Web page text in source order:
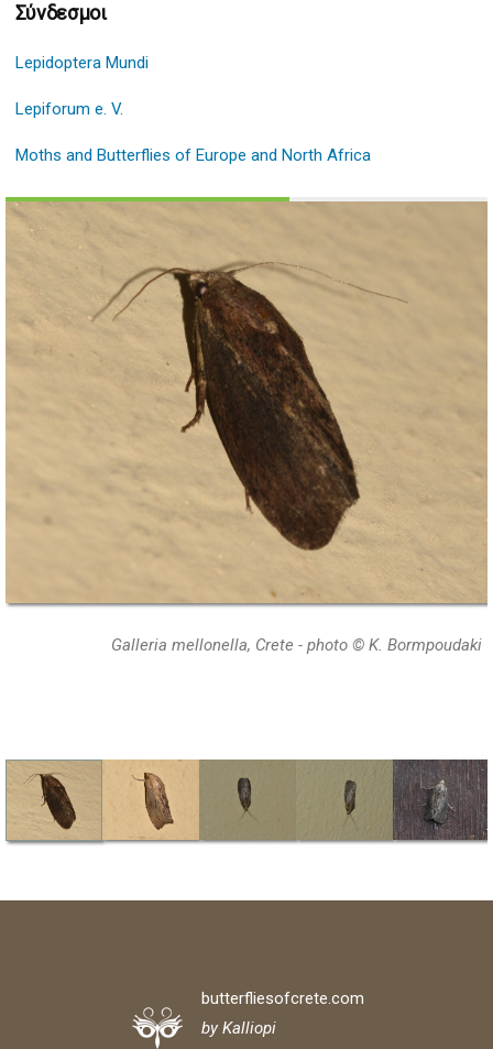
Σύνδεσμοι
Lepidoptera Mundi
Lepiforum e. V.
Moths and Butterflies of Europe and North Africa
Galleria mellonella, Crete - photo © K. Bormpoudaki
butterfliesofcrete.com
by Kalliopi